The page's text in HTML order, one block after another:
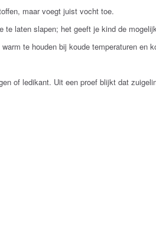
maar voegt juist vocht toe.
laten slapen; het geeft je kind de
te houden bij koude temperaturen en
of ledikant. Uit een proef blijkt dat